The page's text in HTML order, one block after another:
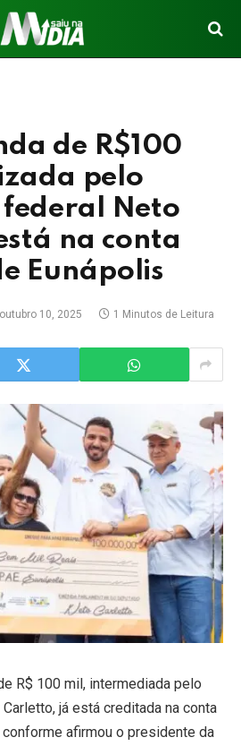
de R$100
pelo
Neto
na conta
Eunápolis
outubro 10, 2025 1 Minutos de Leitura
R$ 100 mil, intermediada pelo
já está creditada na conta
conforme afirmou o presidente da